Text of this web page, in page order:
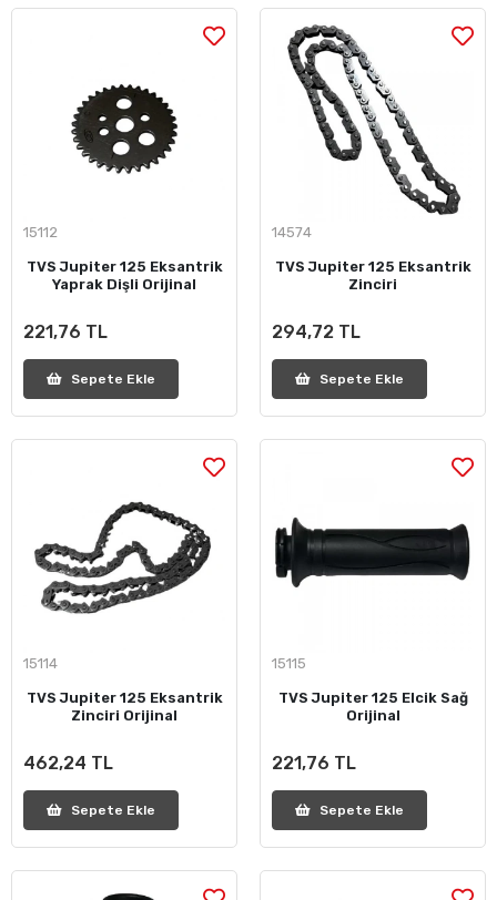
15112
TVS Jupiter 125 Eksantrik
Yaprak Dişli Orijinal
221,76 TL
Sepete Ekle
14574
TVS Jupiter 125 Eksantrik
Zinciri
294,72 TL
Sepete Ekle
15114
TVS Jupiter 125 Eksantrik
Zinciri Orijinal
462,24 TL
Sepete Ekle
15115
TVS Jupiter 125 Elcik Sağ
Orijinal
221,76 TL
Sepete Ekle